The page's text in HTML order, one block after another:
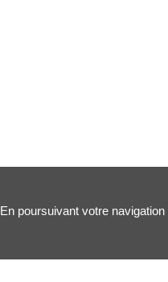
En poursuivant votre